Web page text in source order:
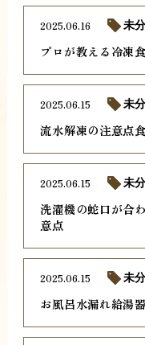
プロが教える冷凍
2025.06.16 未
流水解凍の注意点
2025.06.15 未
洗濯機の蛇口が合
意点
2025.06.15 未
お風呂水漏れ給湯
2025.06.15 未